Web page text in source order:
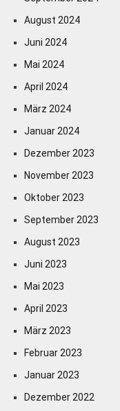
August 2024
Juni 2024
Mai 2024
April 2024
März 2024
Januar 2024
Dezember 2023
November 2023
Oktober 2023
September 2023
August 2023
Juni 2023
Mai 2023
April 2023
März 2023
Februar 2023
Januar 2023
Dezember 2022